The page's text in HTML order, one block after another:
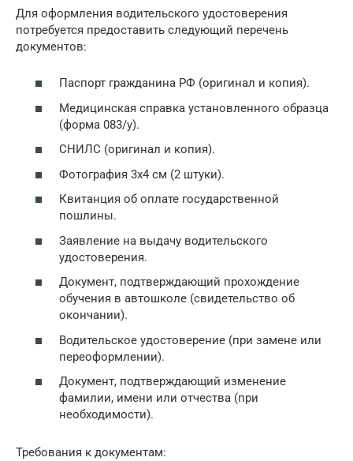
Для оформления водительского удостоверения
потребуется предоставить следующий перечень
документов:
Паспорт гражданина РФ (оригинал и копия).
Медицинская справка установленного образца
(форма 083/у).
СНИЛС (оригинал и копия).
Фотография 3х4 см (2 штуки).
Квитанция об оплате государственной
пошлины.
Заявление на выдачу водительского
удостоверения.
Документ, подтверждающий прохождение
обучения в автошколе (свидетельство об
окончании).
Водительское удостоверение (при замене или
переоформлении).
Документ, подтверждающий изменение
фамилии, имени или отчества (при
необходимости).
Требования к документам: